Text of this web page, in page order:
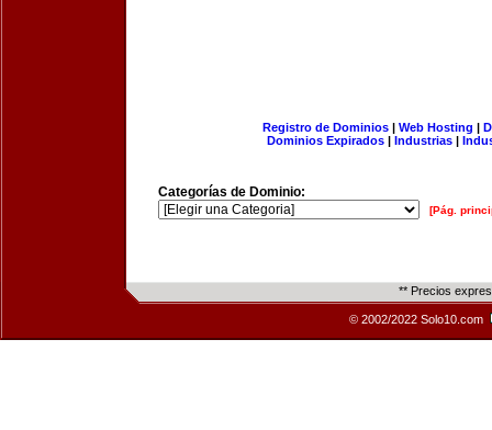
Registro de Dominios| Web Hosting |
Dominios Expirados | Industrias |
Categorías de Dominio:
[Pág.
** Precios
© 2002/2022 Solo10.com